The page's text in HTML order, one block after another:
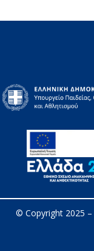
© Copyright 2025 –